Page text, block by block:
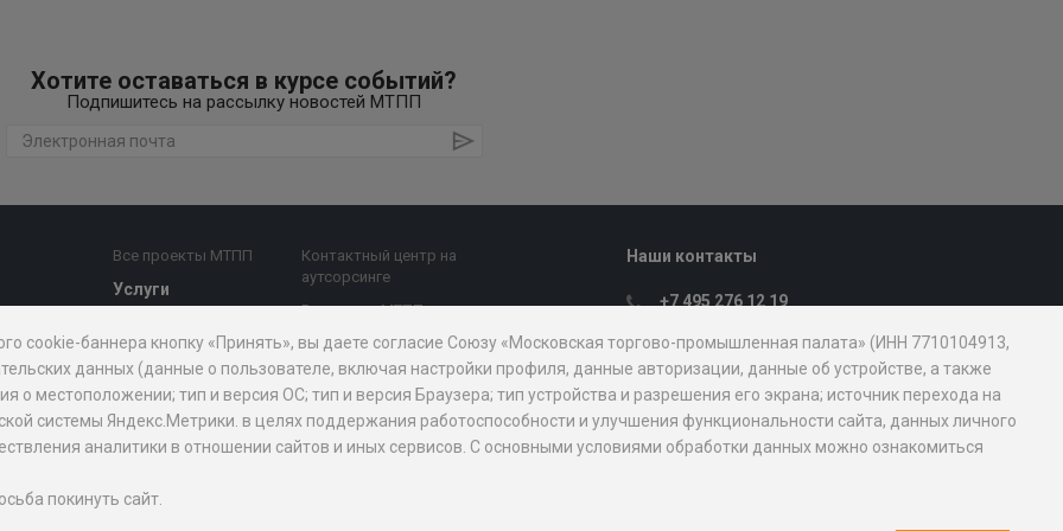
Хотите оставаться в курсе событий?
Подпишитесь на рассылку новостей МТПП
совет
Все проекты МТПП
Услуги
диагностика
предпринимательства
Внешнеэкономическая
Юридическая помощь
Контактный центр на
аутсорсинге
Все услуги МТПП
Дочерние
организации
АО "Мосэкспертиза"
БЦ "Меркурий"
Наши контакты
+7 495 276 12 19
107031, Москва, ул. Петровка, д. 15, стр.
1
mostpp@mostpp.ru
Пресс-служба
cookie-баннера кнопку «Принять», вы даете согласие Союзу «Московская торгово-промышленная палата» (ИНН 7710104913,
данных (данные о пользователе, включая настройки профиля, данные авторизации, данные об устройстве, а также
местоположении; тип и версия ОС; тип и версия Браузера; тип устройства и разрешения его экрана; источник перехода на
системы Яндекс.Метрики. в целях поддержания работоспособности и улучшения функциональности сайта, данных личного
аналитики в отношении сайтов и иных сервисов. С основными условиями обработки данных можно ознакомиться
покинуть сайт.